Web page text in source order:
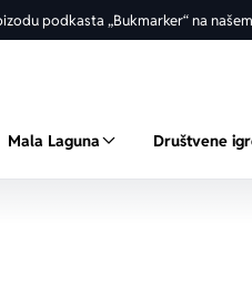
podkasta „Bukmarker“ na
Mala Laguna Društvene